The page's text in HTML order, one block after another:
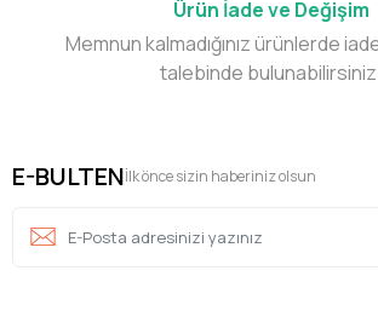
Ürün İade ve Değişim
Memnun kalmadığınız ürünlerde
talebinde
E-BULTENİlk önce sizin haberiniz olsun